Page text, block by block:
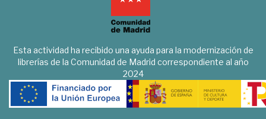
Esta actividad ha recibido una ayuda para la modernización de
librerías de la Comunidad de Madrid correspondiente al año
2024